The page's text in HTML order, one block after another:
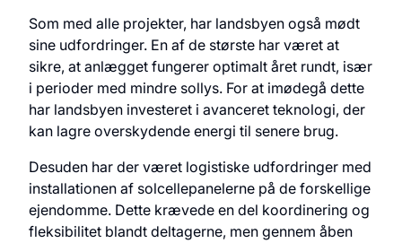
Som med alle projekter, har landsbyen også mødt
sine udfordringer. En af de største har været at
sikre, at anlægget fungerer optimalt året rundt, især
i perioder med mindre sollys. For at imødegå dette
har landsbyen investeret i avanceret teknologi, der
kan lagre overskydende energi til senere brug.
Desuden har der været logistiske udfordringer med
installationen af solcellepanelerne på de forskellige
ejendomme. Dette krævede en del koordinering og
fleksibilitet blandt deltagerne, men gennem åben